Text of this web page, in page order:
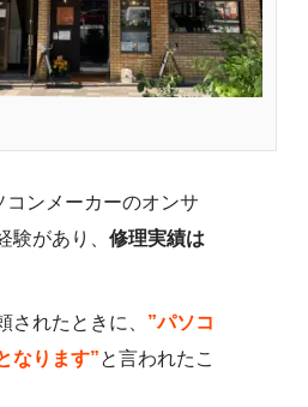
ンメーカーのオンサ
験があり、 修理実績は
されたときに、 ”パソコ
なります”と言われたこ